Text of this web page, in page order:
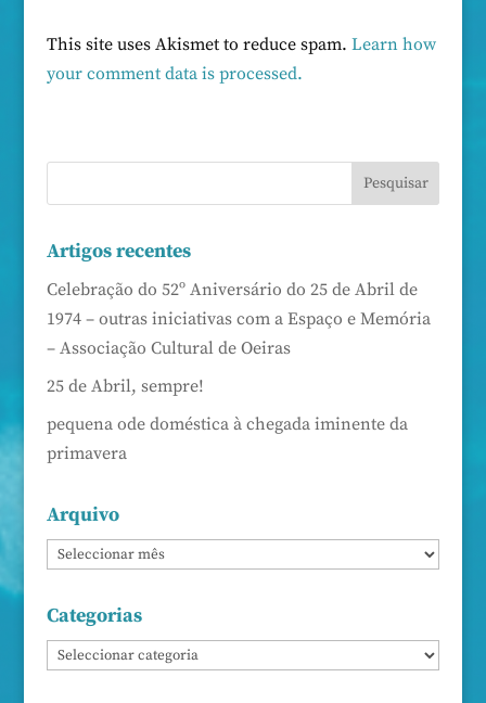
This site uses Akismet to reduce spam. Learn how
your comment data is processed.
Artigos recentes
Celebração do 52º Aniversário do 25 de Abril de
1974 – outras iniciativas com a Espaço e Memória
– Associação Cultural de Oeiras
25 de Abril, sempre!
pequena ode doméstica à chegada iminente da
primavera
Arquivo
Categorias